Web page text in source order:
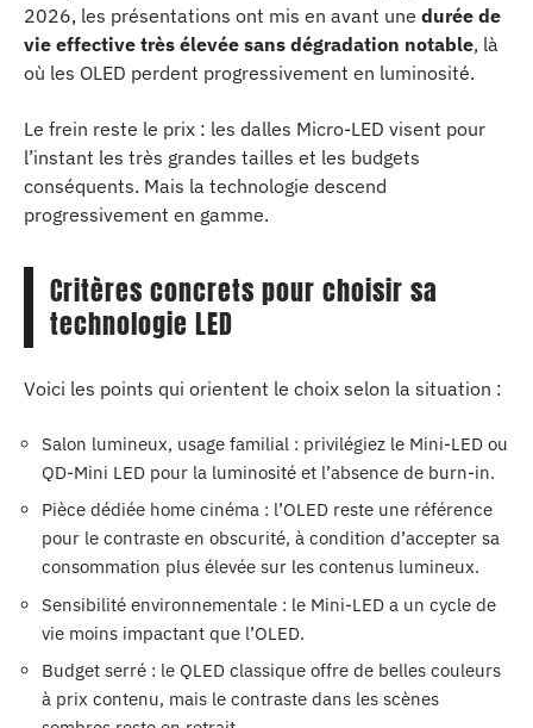
2026, les présentations ont mis en avant une durée de
vie effective très élevée sans dégradation notable, là
où les OLED perdent progressivement en luminosité.
Le frein reste le prix : les dalles Micro-LED visent pour
l’instant les très grandes tailles et les budgets
conséquents. Mais la technologie descend
progressivement en gamme.
Critères concrets pour choisir sa
technologie LED
Voici les points qui orientent le choix selon la situation :
Salon lumineux, usage familial : privilégiez le Mini-LED ou
QD-Mini LED pour la luminosité et l’absence de burn-in.
Pièce dédiée home cinéma : l’OLED reste une référence
pour le contraste en obscurité, à condition d’accepter sa
consommation plus élevée sur les contenus lumineux.
Sensibilité environnementale : le Mini-LED a un cycle de
vie moins impactant que l’OLED.
Budget serré : le QLED classique offre de belles couleurs
à prix contenu, mais le contraste dans les scènes